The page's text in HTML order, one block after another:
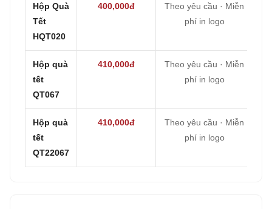
Hộp Quà
Tết
HQT020
400,000đ
Theo yêu cầu · Miễn
phí in logo
Hộp quà
tết
QT067
410,000đ
Theo yêu cầu · Miễn
phí in logo
Hộp quà
tết
QT22067
410,000đ
Theo yêu cầu · Miễn
phí in logo